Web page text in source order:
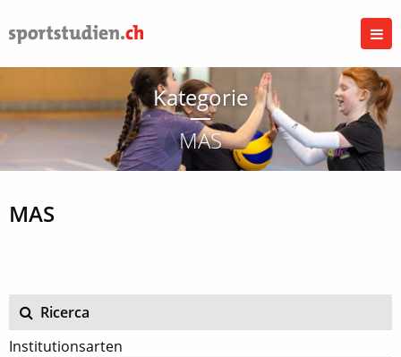
Kategorie
MAS
MAS
Ricerca
Institutionsarten